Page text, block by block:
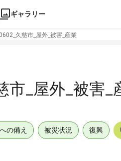
ギャラリー
久慈市_屋外_被害_産業
市_屋外_被害_
の備え 被災状況 復興